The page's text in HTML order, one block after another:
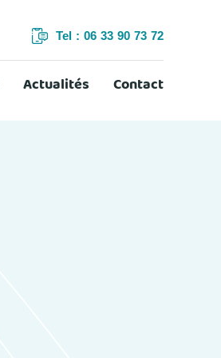
Tel : 06 33 90 73 72
Actualités Contact